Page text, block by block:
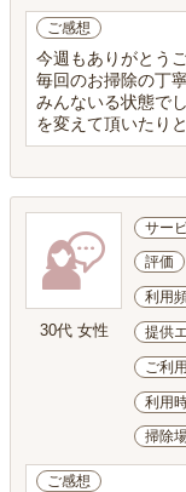
ご感想
今週もありがとう
毎回のお掃除の丁
みんないる状態で
を変えて頂いたり
30代 女性
サー
評価
利用
提供
ご利
利用
掃除
ご感想